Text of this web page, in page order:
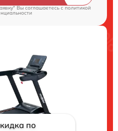
Вы соглашаетесь cполитикой
по